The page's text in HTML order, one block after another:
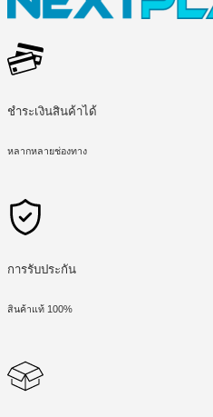
ชำระเงินสินค้าได้
หลากหลายช่องทาง
การรับประกัน
สินค้าแท้ 100%